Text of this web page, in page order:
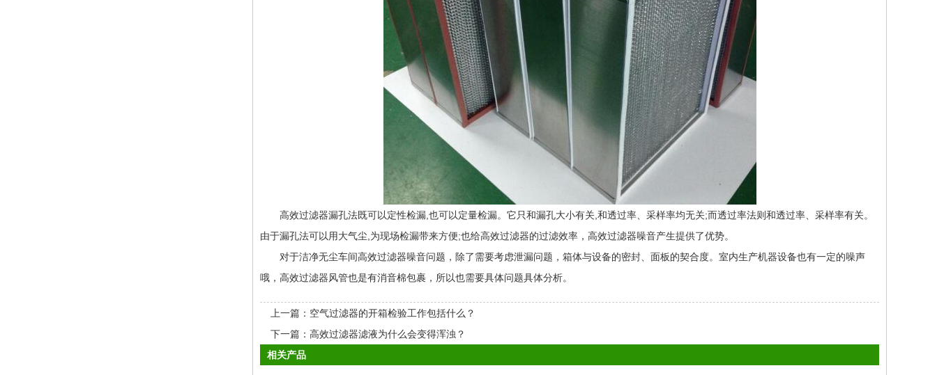
高效过滤器漏孔法既可以定性检漏,也可以定量检漏。它只和漏孔大小有关,和透过率、采样率均无关;而透过率法则和透过率、采样率有关。
由于漏孔法可以用大气尘,为现场检漏带来方便;也给高效过滤器的过滤效率，高效过滤器噪音产生提供了优势。
对于洁净无尘车间高效过滤器噪音问题，除了需要考虑泄漏问题，箱体与设备的密封、面板的契合度。室内生产机器设备也有一定的噪声
哦，高效过滤器风管也是有消音棉包裹，所以也需要具体问题具体分析。
上一篇： 空气过滤器的开箱检验工作包括什么？
下一篇： 高效过滤器滤液为什么会变得浑浊？
相关产品